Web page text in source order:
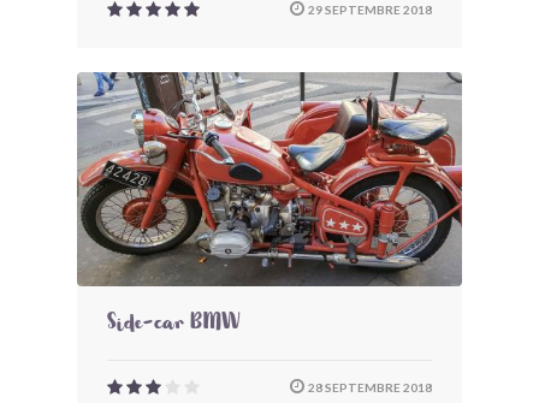
29 SEPTEMBRE 2018
Side-car BMW
28 SEPTEMBRE 2018